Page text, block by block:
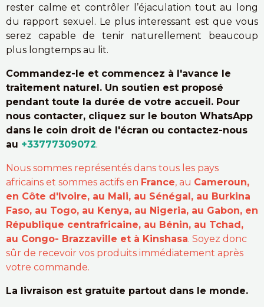
rester calme et contrôler l’éjaculation tout au long
du rapport sexuel. Le plus interessant est que vous
serez capable de tenir naturellement beaucoup
plus longtemps au lit.
Commandez-le et commencez à l'avance le
traitement naturel. Un soutien est proposé
pendant toute la durée de votre accueil. Pour
nous contacter, cliquez sur le bouton WhatsApp
dans le coin droit de l'écran ou contactez-nous
au +33777309072.
Nous sommes représentés dans tous les pays
africains et sommes actifs en France, au Cameroun,
en Côte d'Ivoire, au Mali, au Sénégal, au Burkina
Faso, au Togo, au Kenya, au Nigeria, au Gabon, en
République centrafricaine, au Bénin, au Tchad,
au Congo- Brazzaville et à Kinshasa. Soyez donc
sûr de recevoir vos produits immédiatement après
votre commande.
La livraison est gratuite partout dans le monde.